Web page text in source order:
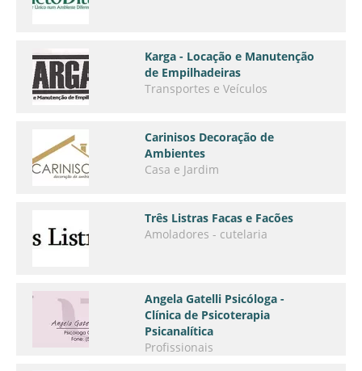
Karga - Locação e Manutenção
de Empilhadeiras
Transportes e Veículos
Carinisos Decoração de
Ambientes
Casa e Jardim
Três Listras Facas e Facões
Amoladores - cutelaria
Angela Gatelli Psicóloga -
Clínica de Psicoterapia
Psicanalítica
Profissionais